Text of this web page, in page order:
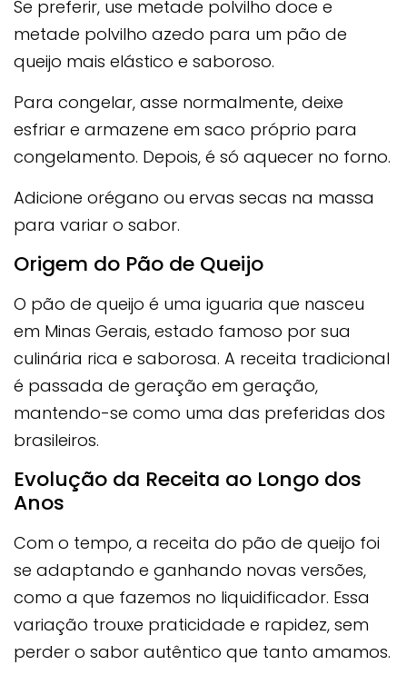
Se preferir, use metade polvilho doce e
metade polvilho azedo para um pão de
queijo mais elástico e saboroso.
Para congelar, asse normalmente, deixe
esfriar e armazene em saco próprio para
congelamento. Depois, é só aquecer no forno.
Adicione orégano ou ervas secas na massa
para variar o sabor.
Origem do Pão de Queijo
O pão de queijo é uma iguaria que nasceu
em Minas Gerais, estado famoso por sua
culinária rica e saborosa. A receita tradicional
é passada de geração em geração,
mantendo-se como uma das preferidas dos
brasileiros.
Evolução da Receita ao Longo dos
Anos
Com o tempo, a receita do pão de queijo foi
se adaptando e ganhando novas versões,
como a que fazemos no liquidificador. Essa
variação trouxe praticidade e rapidez, sem
perder o sabor autêntico que tanto amamos.